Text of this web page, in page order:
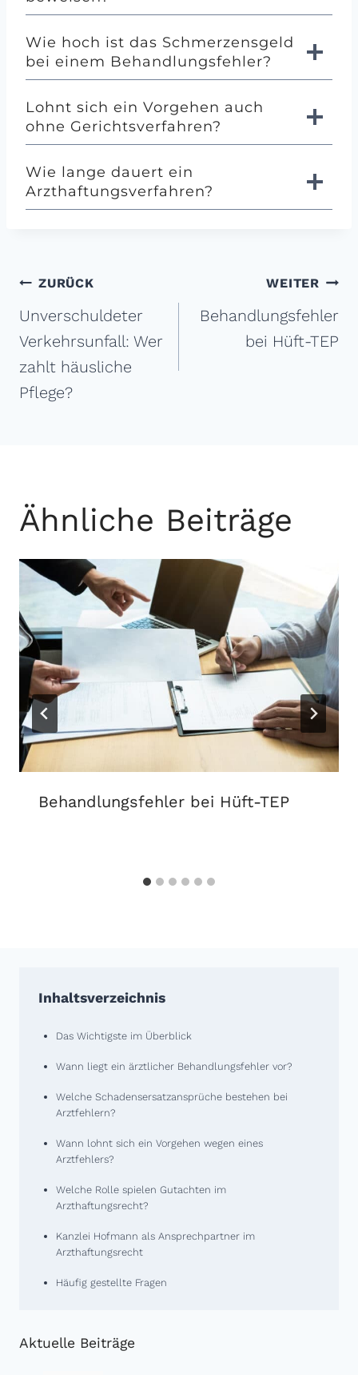
Wie hoch ist das Schmerzensgeld
bei einem Behandlungs­fehler?
Lohnt sich ein Vorgehen auch
ohne Gerichtsverfahren?
Wie lange dauert ein
Arzthaftungs­verfahren?
Beitragsnavigation
ZURÜCK
Unverschuldeter
Verkehrs­unfall: Wer
zahlt häusliche
Pflege?
WEITER
Behandlungs­fehler
bei Hüft-TEP
Ähnliche Beiträge
Behandlungs­fehler bei Hüft-TEP
Inhaltsverzeichnis
Das Wichtigste im Überblick
Wann liegt ein ärztlicher Behandlungsfehler vor?
Welche Schadensersatzansprüche bestehen bei
Arztfehlern?
Wann lohnt sich ein Vorgehen wegen eines
Arztfehlers?
Welche Rolle spielen Gutachten im
Arzthaftungsrecht?
Kanzlei Hofmann als Ansprechpartner im
Arzthaftungsrecht
Häufig gestellte Fragen
Aktuelle Beiträge